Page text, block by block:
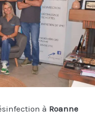
à Roanne